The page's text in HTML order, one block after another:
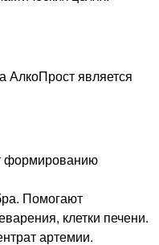
АлкоПрост является
формированию
Помогают
клетки печени.
артемии.